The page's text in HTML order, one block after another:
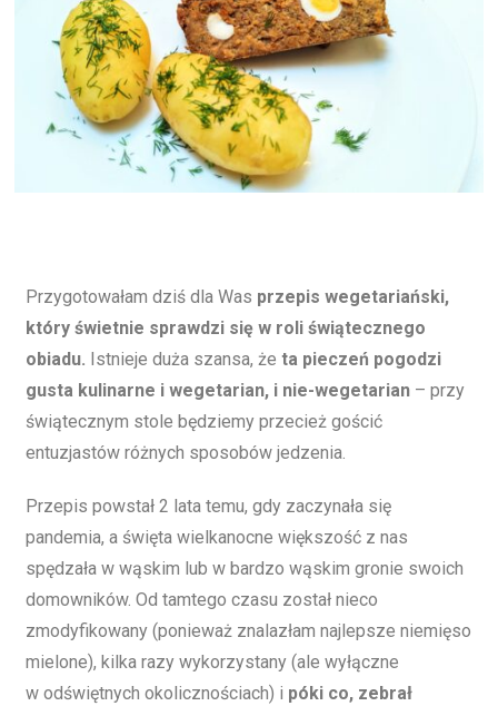
Przygotowałam dziś dla Was przepis wegetariański,
który świetnie sprawdzi się w roli świątecznego
obiadu. Istnieje duża szansa, żeta pieczeń pogodzi
gusta kulinarne i wegetarian, i nie-wegetarian – przy
świątecznym stole będziemy przecież gościć
entuzjastów różnych sposobów jedzenia.
Przepis powstał 2 lata temu, gdy zaczynała się
pandemia, a święta wielkanocne większość z nas
spędzała w wąskim lub w bardzo wąskim gronie swoich
domowników. Od tamtego czasu został nieco
zmodyfikowany (ponieważ znalazłam najlepsze niemięso
mielone), kilka razy wykorzystany (ale wyłączne
w odświętnych okolicznościach) i póki co, zebrał